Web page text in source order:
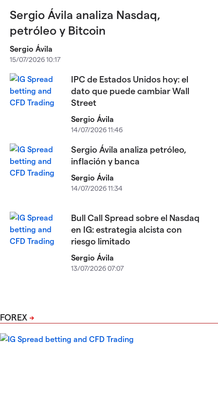
Sergio Ávila analiza Nasdaq,
petróleo y Bitcoin
Sergio Ávila
15/07/2026 10:17
IPC de Estados Unidos hoy: el
dato que puede cambiar Wall
Street
Sergio Ávila
14/07/2026 11:46
Sergio Ávila analiza petróleo,
inflación y banca
Sergio Ávila
14/07/2026 11:34
Bull Call Spread sobre el Nasdaq
en IG: estrategia alcista con
riesgo limitado
Sergio Ávila
13/07/2026 07:07
FOREX